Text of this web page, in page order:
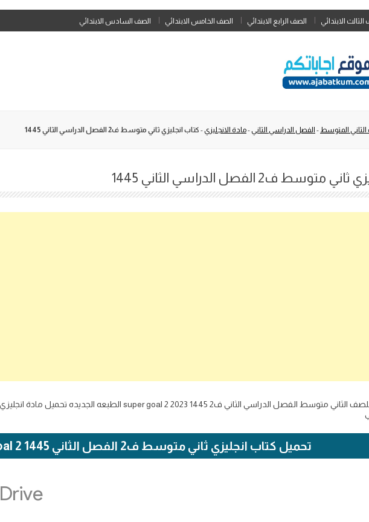
Skip
to
الثالث الابتدائي الصف الرابع الابتدائي الصف الخامس الابتدائي الصف السادس الابتدائي
المتوسط - الفصل الدراسي الثاني -مادة الانجليزي - كتاب انجليزي ثاني متوسط ف2 الفصل الدراسي الثاني 1445
ف2 الفصل الدراسي الثاني 1445
تحميل كتاب انجليزي ثاني متوسط ف2 الفصل الثاني 1445 super goal 2